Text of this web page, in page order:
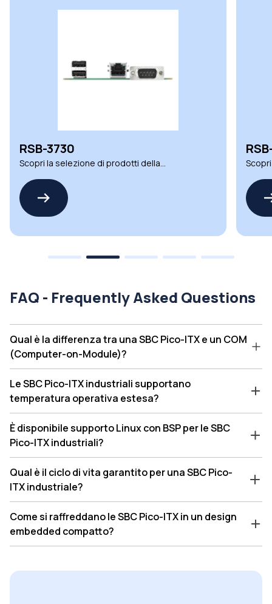
RSB-3730
Scopri la selezione di prodotti della
FAQ - Frequently Asked Questions
Qual è la differenza tra una SBC Pico-ITX e un COM
(Computer-on-Module)?
Le SBC Pico-ITX industriali supportano
temperatura operativa estesa?
È disponibile supporto Linux con BSP per le SBC
Pico-ITX industriali?
Qual è il ciclo di vita garantito per una SBC Pico-
ITX industriale?
Come si raffreddano le SBC Pico-ITX in un design
embedded compatto?